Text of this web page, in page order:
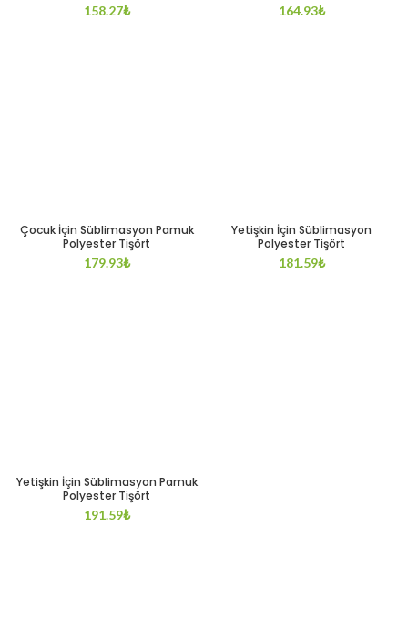
158.27₺
164.93₺
Çocuk İçin Süblimasyon Pamuk
Polyester Tişört
179.93₺
Yetişkin İçin Süblimasyon
Polyester Tişört
181.59₺
Yetişkin İçin Süblimasyon Pamuk
Polyester Tişört
191.59₺